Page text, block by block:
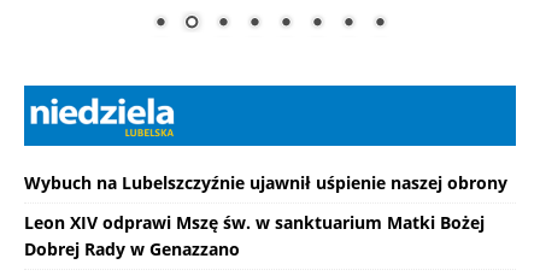
Wybuch na Lubelszczyźnie ujawnił uśpienie naszej obrony
Leon XIV odprawi Mszę św. w sanktuarium Matki Bożej
Dobrej Rady w Genazzano